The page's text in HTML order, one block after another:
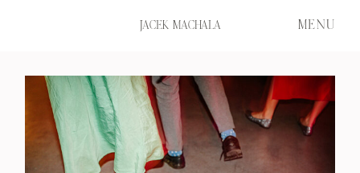
JACEK MACHALA MENU
START